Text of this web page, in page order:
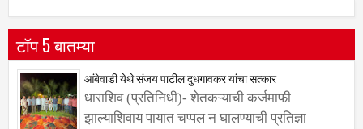
टॉप 5 बातम्या
आंबेवाडी येथे संजय पाटील दुधगावकर यांचा सत्कार
धाराशिव (प्रतिनिधी)- शेतकऱ्याची कर्जमाफी
झाल्याशिवाय पायात चप्पल न घालण्याची प्रतिज्ञा